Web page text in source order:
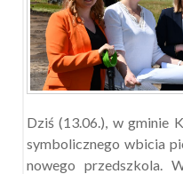
Dziś (13.06.), w gminie
symbolicznego wbicia
nowego przedszkola.